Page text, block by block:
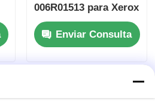
006R01513 para Xerox
WC 7525 7530 7535
7545 Enviar Consulta